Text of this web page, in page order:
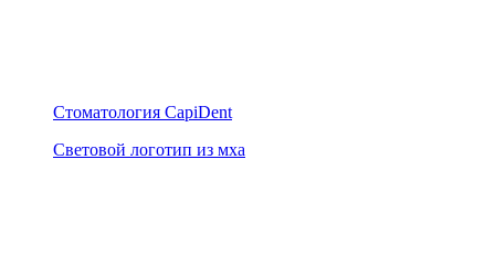
Стоматология CapiDent
Световой логотип из мха